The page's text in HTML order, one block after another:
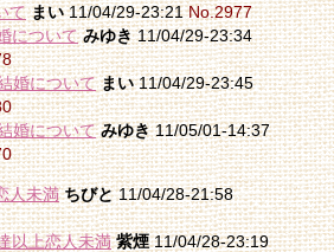
て まい11/04/29-23:21No.2977
について みゆき11/04/29-23:34
婚について まい11/04/29-23:45
婚について みゆき11/05/01-14:37
人未満 ちびと11/04/28-21:58
以上恋人未満 紫煙11/04/28-23:19